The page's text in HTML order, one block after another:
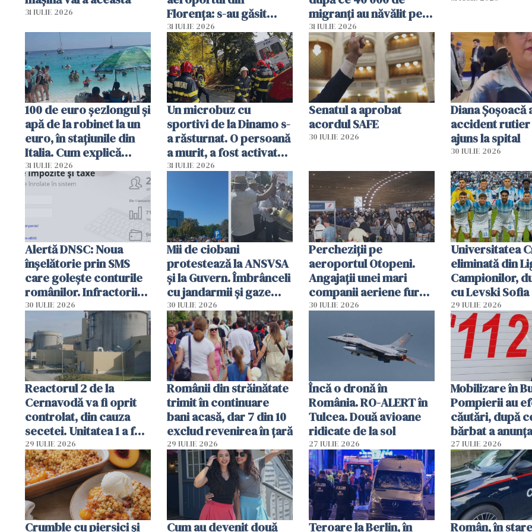
31 IULIE 2026
Florența: s-au găsit
capete de aligator și o
sumă imensă de bani
31 IULIE 2026
migranți au năvălit pe
teritoriul spaniol: „Vom
mobiliza toate
resursele"
31 IULIE 2026
100 de euro șezlongul și
apă de la robinet la un
euro, în stațiunile din
Italia. Cum explică
autoritățile
31 IULIE 2026
Un microbuz cu
sportivi de la Dinamo s-
a răsturnat. O persoană
a murit, a fost activat
planul roșu de
31 IULIE 2026
Senatul a aprobat
acordul SAFE
30 IULIE 2026
Diana Șoșoacă
accident rutier
ajuns la spital
30 IULIE 2026
Alertă DNSC: Noua
înșelătorie prin SMS
care golește conturile
românilor. Infractorii
folosesc numele
Ghișeul.ro și al Poliției
Române
30 IULIE 2026
Mii de ciobani
protestează la ANSVSA
și la Guvern. Îmbrânceli
cu jandarmii și gaze
lacrimogene
30 IULIE 2026
Percheziții pe
aeroportul Otopeni.
Angajații unei mari
companii aeriene furau
parfumuri, ceasuri și
vânzării
30 IULIE 2026
Universitatea
eliminată din
Campionilor,
cu Levski Sofia
29 IULIE 2026
Reactorul 2 de la
Cernavodă va fi oprit
controlat, din cauza
secetei. Unitatea 1 a fost
deja oprită
29 IULIE 2026
Românii din străinătate
trimit în continuare
bani acasă, dar 7 din 10
exclud revenirea în țară
29 IULIE 2026
Încă o dronă în
România. RO-ALERT în
Tulcea. Două avioane
ridicate de la sol
27 IULIE 2026
Mobilizare în
Pompierii au
căutări, după
bărbat a
că a văzut un
luminos
27 IULIE 2026
Crumble cu piersici și Cum au devenit două Teroare la Berlin, în Român, în